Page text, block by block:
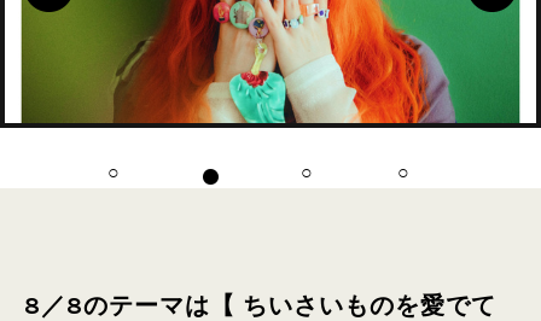
8／8のテーマは【 ちいさいものを愛でて